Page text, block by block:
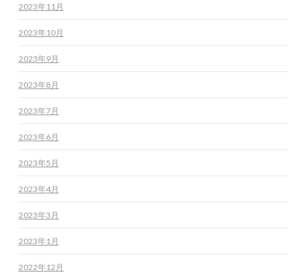
2023年11月
2023年10月
2023年9月
2023年8月
2023年7月
2023年6月
2023年5月
2023年4月
2023年3月
2023年1月
2022年12月